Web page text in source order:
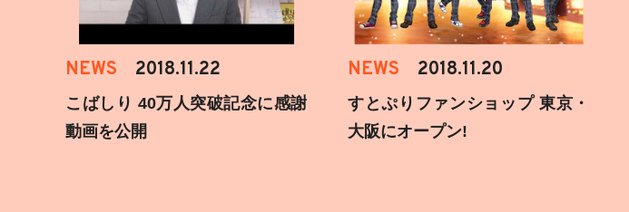
NEWS 2018.11.22
こばしり 40万人突破記念に感謝
動画を公開
NEWS 2018.11.20
すとぷりファンショップ 東京・
大阪にオープン!